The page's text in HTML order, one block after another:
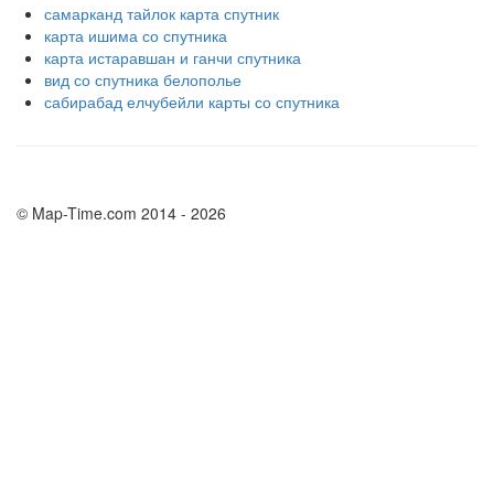
самарканд тайлок карта спутник
карта ишима со спутника
карта истаравшан и ганчи спутника
вид со спутника белополье
сабирабад елчубейли карты со спутника
© Map-Time.com 2014 - 2026